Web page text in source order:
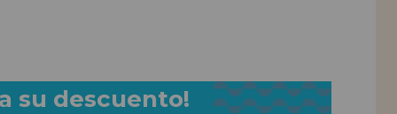
su descuento!